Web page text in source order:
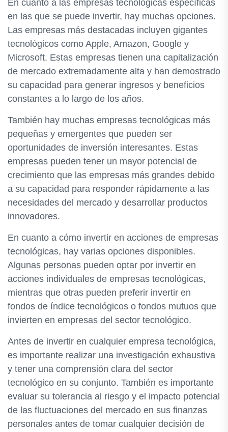
En cuanto a las empresas tecnológicas específicas
en las que se puede invertir, hay muchas opciones.
Las empresas más destacadas incluyen gigantes
tecnológicos como Apple, Amazon, Google y
Microsoft. Estas empresas tienen una capitalización
de mercado extremadamente alta y han demostrado
su capacidad para generar ingresos y beneficios
constantes a lo largo de los años.
También hay muchas empresas tecnológicas más
pequeñas y emergentes que pueden ser
oportunidades de inversión interesantes. Estas
empresas pueden tener un mayor potencial de
crecimiento que las empresas más grandes debido
a su capacidad para responder rápidamente a las
necesidades del mercado y desarrollar productos
innovadores.
En cuanto a cómo invertir en acciones de empresas
tecnológicas, hay varias opciones disponibles.
Algunas personas pueden optar por invertir en
acciones individuales de empresas tecnológicas,
mientras que otras pueden preferir invertir en
fondos de índice tecnológicos o fondos mutuos que
invierten en empresas del sector tecnológico.
Antes de invertir en cualquier empresa tecnológica,
es importante realizar una investigación exhaustiva
y tener una comprensión clara del sector
tecnológico en su conjunto. También es importante
evaluar su tolerancia al riesgo y el impacto potencial
de las fluctuaciones del mercado en sus finanzas
personales antes de tomar cualquier decisión de